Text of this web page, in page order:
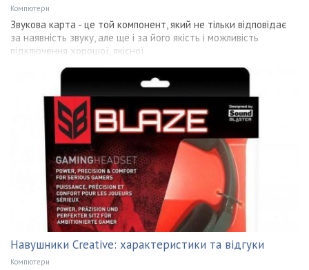
Компютери
Звукова карта - це той компонент, який не тільки відповідає
за наявність звуку, але ще і за його якість і можливість
підключення хорошої, якісної
Навушники Creative: характеристики та відгуки
Компютери